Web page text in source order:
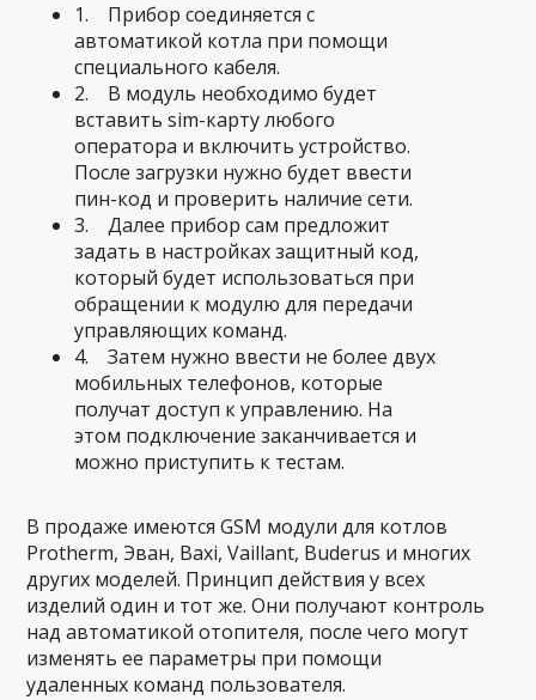
1. Прибор соединяется с
автоматикой котла при помощи
специального кабеля.
2. В модуль необходимо будет
вставить sim-карту любого
оператора и включить устройство.
После загрузки нужно будет ввести
пин-код и проверить наличие сети.
3. Далее прибор сам предложит
задать в настройках защитный код,
который будет использоваться при
обращении к модулю для передачи
управляющих команд.
4. Затем нужно ввести не более двух
мобильных телефонов, которые
получат доступ к управлению. На
этом подключение заканчивается и
можно приступить к тестам.
В продаже имеются GSM модули для котлов
Protherm, Эван, Baxi, Vaillant, Buderus и многих
других моделей. Принцип действия у всех
изделий один и тот же. Они получают контроль
над автоматикой отопителя, после чего могут
изменять ее параметры при помощи
удаленных команд пользователя.